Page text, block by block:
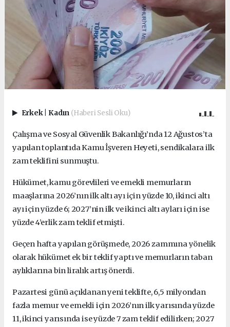
Erkek Kadın (Haberi Sesli Oku)
Çalışma ve Sosyal Güvenlik Bakanlığı’nda 12 Ağustos’ta
yapılan toplantıda Kamu İşveren Heyeti, sendikalara ilk
zam teklifini sunmuştu.
Hükümet, kamu görevlileri ve emekli memurların
maaşlarına 2026’nın ilk altı ayı için yüzde 10, ikinci altı
ayı için yüzde 6; 2027’nin ilk ve ikinci altı ayları için ise
yüzde 4’erlik zam teklif etmişti.
Geçen hafta yapılan görüşmede, 2026 zammına yönelik
olarak hükümet ek bir teklif yaptı ve memurların taban
aylıklarına bin liralık artış önerdi.
Pazartesi günü açıklanan yeni teklifte, 6,5 milyondan
fazla memur ve emekli için 2026’nın ilk yarısında yüzde
11, ikinci yarısında ise yüzde 7 zam teklif edilirken; 2027